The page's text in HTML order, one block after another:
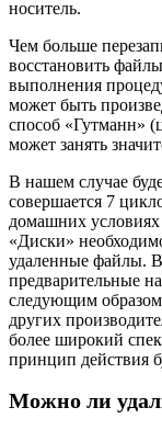
носитель.
Чем больше
восстановить
выполнения
может быть
способ «Гутманн»
может занять
В нашем случае
совершается 7
домашних условиях
«Диски»
удаленные файлы.
предварительные
следующим
других
более широкий
принцип действия
Можно ли